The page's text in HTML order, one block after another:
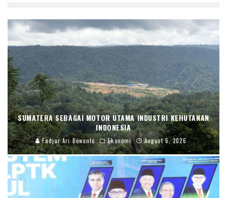
SUMATERA SEBAGAI MOTOR UTAMA INDUSTRI KEHUTANAN
INDONESIA
Fadjar Ari Dewanto Ekonomi August 6, 2026